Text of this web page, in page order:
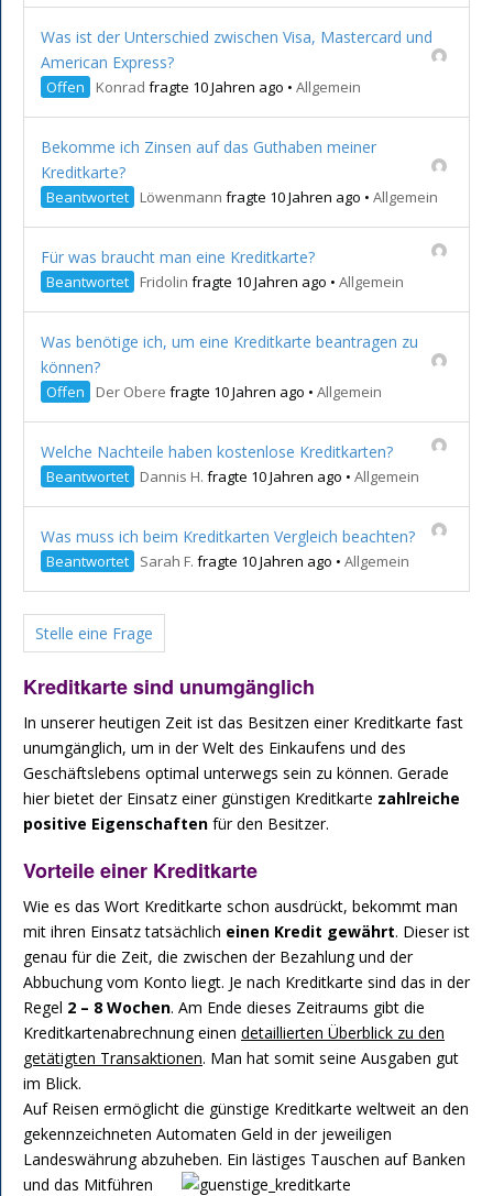
Was ist der Unterschied zwischen Visa, Mastercard und
American Express?
Offen Konrad fragte 10 Jahren ago • Allgemein
Bekomme ich Zinsen auf das Guthaben meiner
Kreditkarte?
Beantwortet Löwenmann fragte 10 Jahren ago • Allgemein
Für was braucht man eine Kreditkarte?
Beantwortet Fridolin fragte 10 Jahren ago • Allgemein
Was benötige ich, um eine Kreditkarte beantragen zu
können?
Offen Der Obere fragte 10 Jahren ago • Allgemein
Welche Nachteile haben kostenlose Kreditkarten?
Beantwortet Dannis H. fragte 10 Jahren ago • Allgemein
Was muss ich beim Kreditkarten Vergleich beachten?
Beantwortet Sarah F. fragte 10 Jahren ago • Allgemein
Stelle eine Frage
Kreditkarte sind unumgänglich
In unserer heutigen Zeit ist das Besitzen einer Kreditkarte fast
unumgänglich, um in der Welt des Einkaufens und des
Geschäftslebens optimal unterwegs sein zu können. Gerade
hier bietet der Einsatz einer günstigen Kreditkarte zahlreiche
positive Eigenschaften für den Besitzer.
Vorteile einer Kreditkarte
Wie es das Wort Kreditkarte schon ausdrückt, bekommt man
mit ihren Einsatz tatsächlich einen Kredit gewährt. Dieser ist
genau für die Zeit, die zwischen der Bezahlung und der
Abbuchung vom Konto liegt. Je nach Kreditkarte sind das in der
Regel 2 – 8 Wochen. Am Ende dieses Zeitraums gibt die
Kreditkartenabrechnung einen detaillierten Überblick zu den
getätigten Transaktionen. Man hat somit seine Ausgaben gut
im Blick.
Auf Reisen ermöglicht die günstige Kreditkarte weltweit an den
gekennzeichneten Automaten Geld in der jeweiligen
Landeswährung abzuheben. Ein lästiges Tauschen auf Banken
und das Mitführen